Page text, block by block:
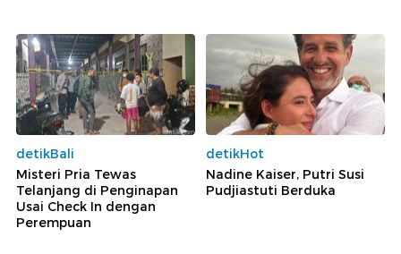
detikBali
Misteri Pria Tewas
Telanjang di Penginapan
Usai Check In dengan
Perempuan
detikHot
Nadine Kaiser, Putri Susi
Pudjiastuti Berduka